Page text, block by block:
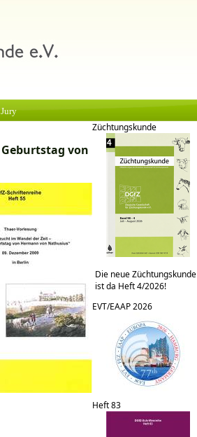
Jury
von
Züchtungskunde
Die neue Züchtungskunde
ist da Heft 4/2026!
EVT/EAAP 2026
Heft 83